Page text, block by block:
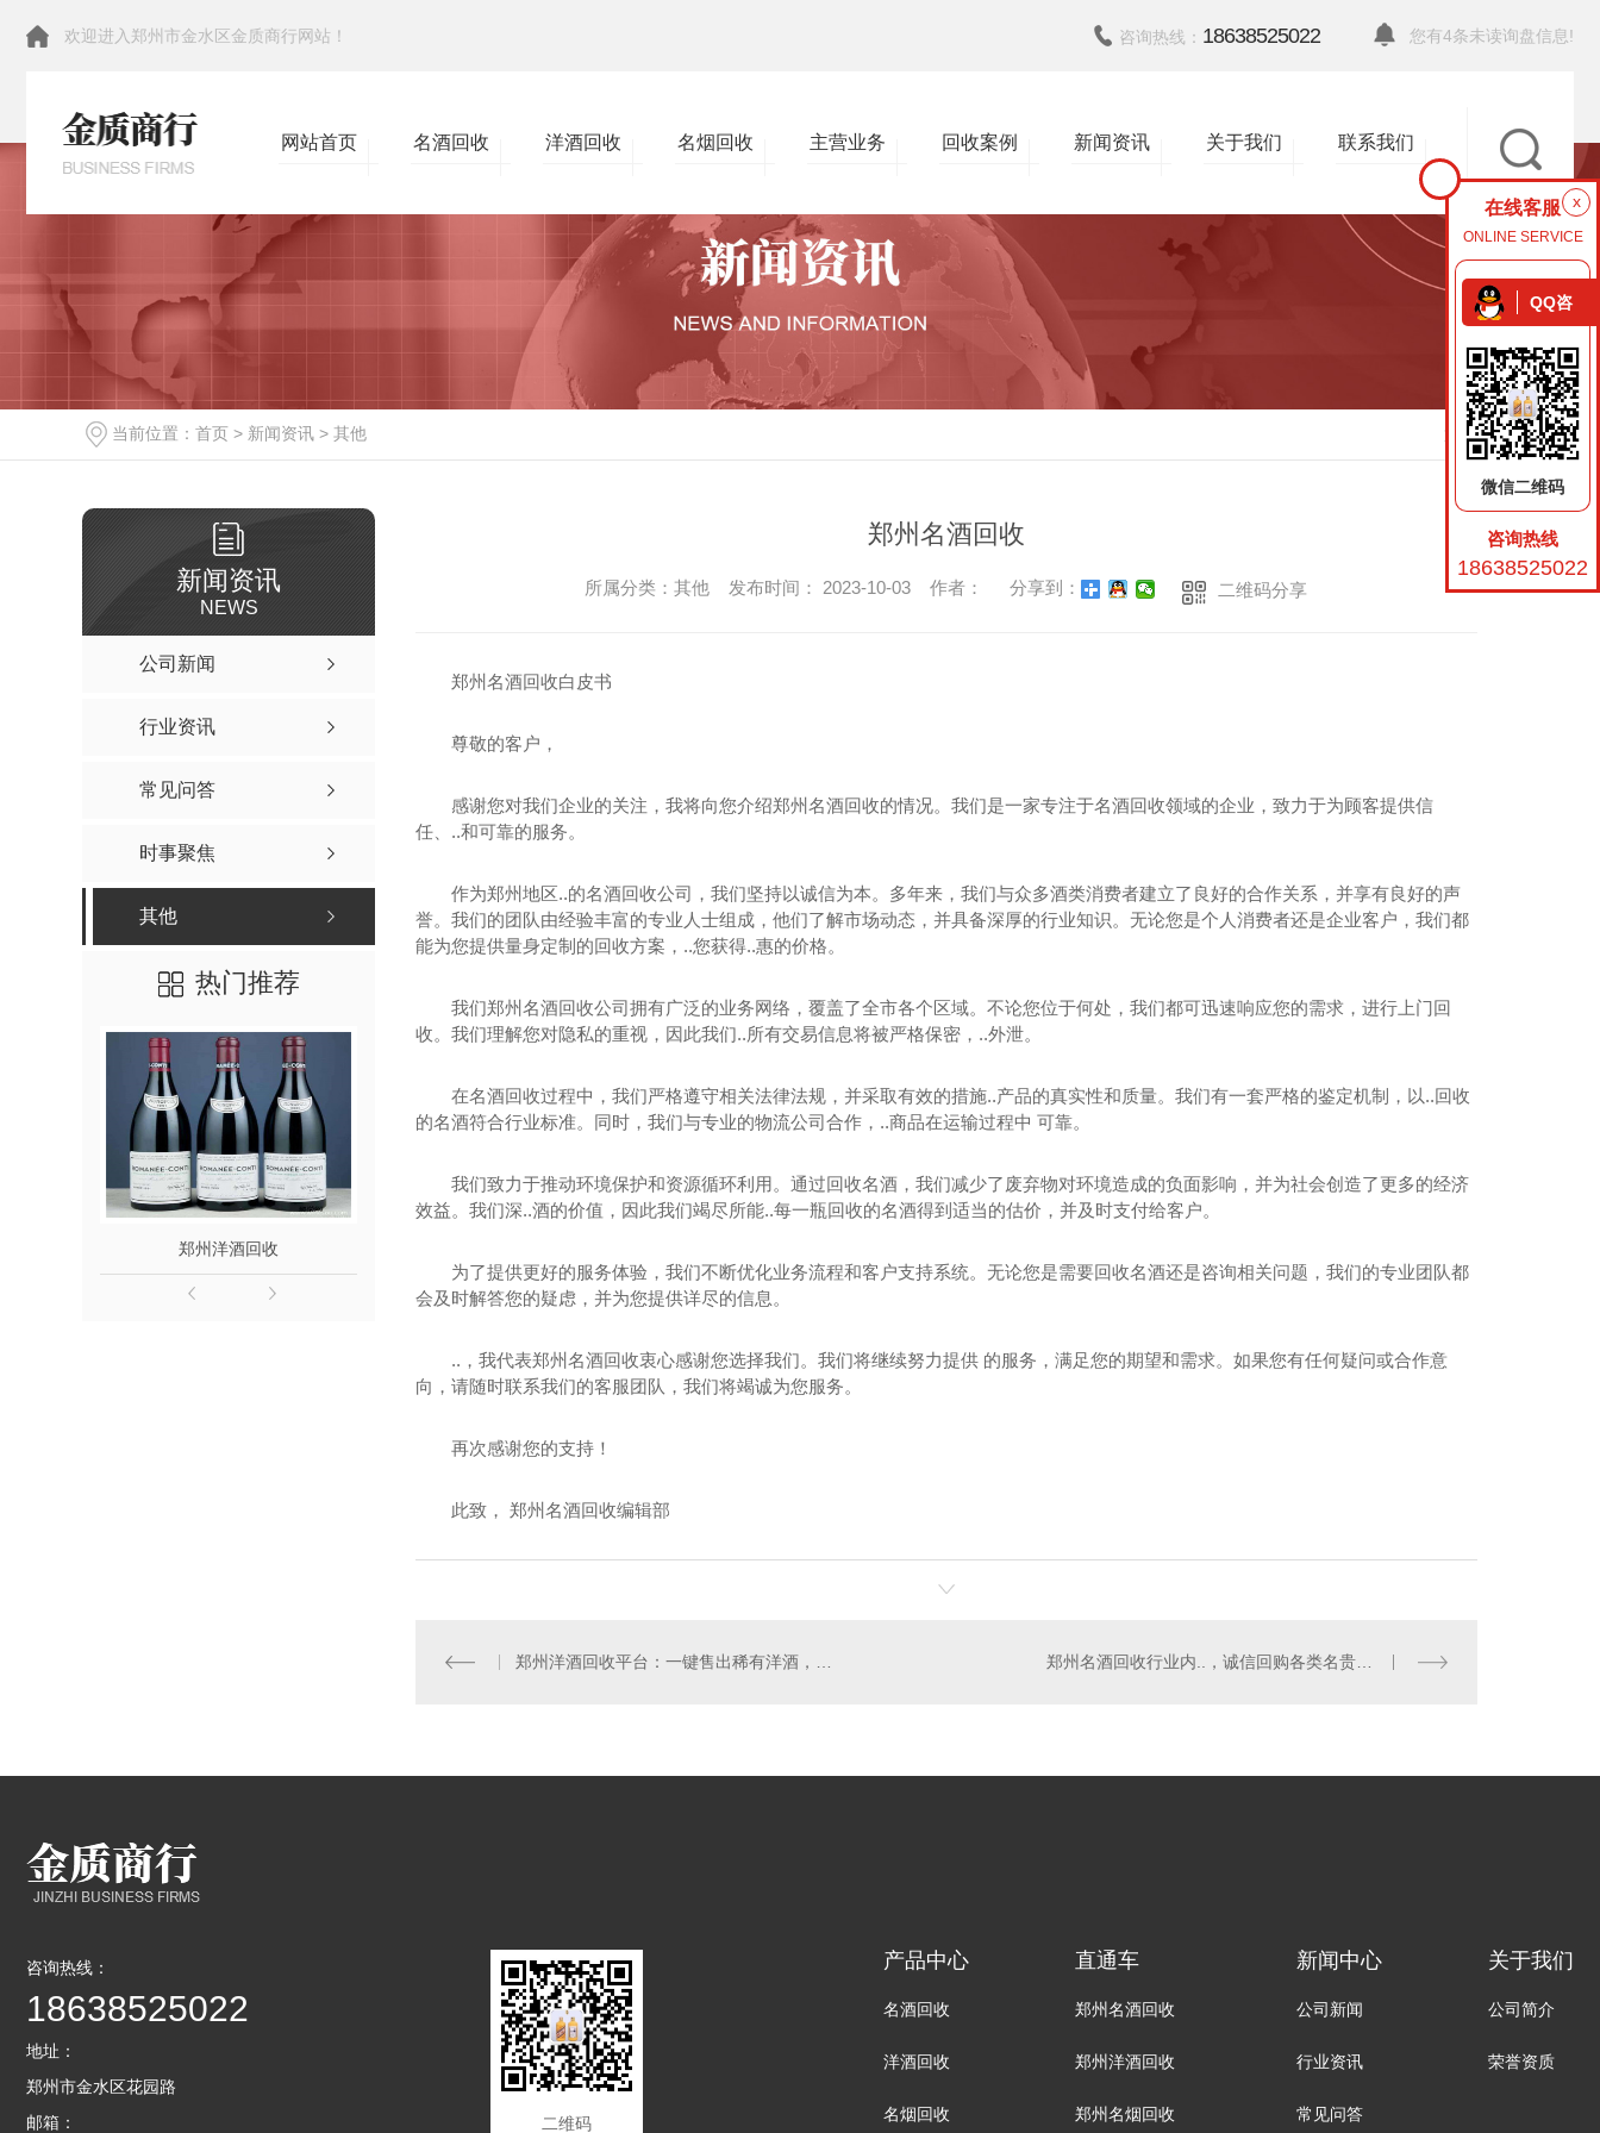
欢迎进入郑州市金水区金质商行网站！ 您有4条未读询盘信息!
咨询热线： 18638525022
网站首页 名酒回收 洋酒回收 名烟回收 主营业务 回收案例 新闻资讯 关于我们 联系我们
当前位置： 首页 > 新闻资讯 > 其他 返回
新闻资讯
NEWS
公司新闻
行业资讯
常见问答
时事聚焦
其他
热门推荐
郑州洋酒回收
郑州名酒回收
所属分类：其他 发布时间： 2023-10-03 作者： 分享到： 二维码分享
郑州名酒回收白皮书
尊敬的客户，
感谢您对我们企业的关注，我将向您介绍郑州名酒回收的情况。我们是一家专注于名酒回收领域的企业，致力于为顾客提供信
任、..和可靠的服务。
作为郑州地区..的名酒回收公司，我们坚持以诚信为本。多年来，我们与众多酒类消费者建立了良好的合作关系，并享有良好的声
誉。我们的团队由经验丰富的专业人士组成，他们了解市场动态，并具备深厚的行业知识。无论您是个人消费者还是企业客户，我们都
能为您提供量身定制的回收方案，..您获得..惠的价格。
我们郑州名酒回收公司拥有广泛的业务网络，覆盖了全市各个区域。不论您位于何处，我们都可迅速响应您的需求，进行上门回
收。我们理解您对隐私的重视，因此我们..所有交易信息将被严格保密，..外泄。
在名酒回收过程中，我们严格遵守相关法律法规，并采取有效的措施..产品的真实性和质量。我们有一套严格的鉴定机制，以..回收
的名酒符合行业标准。同时，我们与专业的物流公司合作，..商品在运输过程中 可靠。
我们致力于推动环境保护和资源循环利用。通过回收名酒，我们减少了废弃物对环境造成的负面影响，并为社会创造了更多的经济
效益。我们深..酒的价值，因此我们竭尽所能..每一瓶回收的名酒得到适当的估价，并及时支付给客户。
为了提供更好的服务体验，我们不断优化业务流程和客户支持系统。无论您是需要回收名酒还是咨询相关问题，我们的专业团队都
会及时解答您的疑虑，并为您提供详尽的信息。
..，我代表郑州名酒回收衷心感谢您选择我们。我们将继续努力提供 的服务，满足您的期望和需求。如果您有任何疑问或合作意
向，请随时联系我们的客服团队，我们将竭诚为您服务。
再次感谢您的支持！
此致， 郑州名酒回收编辑部
郑州洋酒回收平台：一键售出稀有洋酒，放心 交易！ 郑州名酒回收行业内..，诚信回购各类名贵酒品！
咨询热线：
18638525022
地址：
郑州市金水区花园路
邮箱：
二维码
产品中心
名酒回收
洋酒回收
名烟回收
直通车
郑州名酒回收
郑州洋酒回收
郑州名烟回收
新闻中心
公司新闻
行业资讯
常见问答
关于我们
公司简介
荣誉资质
x
在线客服
ONLINE SERVICE
QQ咨
询
微信二维码
咨询热线
18638525022